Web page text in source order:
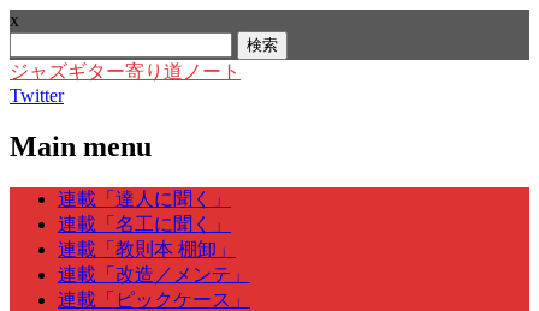
x
索:
ジャズギター寄り道ノート
Twitter
Main menu
Skip
content
連載「達人に聞く」
連載「名工に聞く」
連載「教則本 棚卸」
連載「改造／メンテ」
連載「ピックケース」